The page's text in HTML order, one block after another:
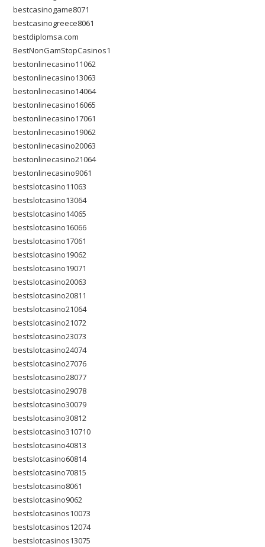
bestcasinogame8071
bestcasinogreece8061
bestdiplomsa.com
BestNonGamStopCasinos1
bestonlinecasino11062
bestonlinecasino13063
bestonlinecasino14064
bestonlinecasino16065
bestonlinecasino17061
bestonlinecasino19062
bestonlinecasino20063
bestonlinecasino21064
bestonlinecasino9061
bestslotcasino11063
bestslotcasino13064
bestslotcasino14065
bestslotcasino16066
bestslotcasino17061
bestslotcasino19062
bestslotcasino19071
bestslotcasino20063
bestslotcasino20811
bestslotcasino21064
bestslotcasino21072
bestslotcasino23073
bestslotcasino24074
bestslotcasino27076
bestslotcasino28077
bestslotcasino29078
bestslotcasino30079
bestslotcasino30812
bestslotcasino310710
bestslotcasino40813
bestslotcasino60814
bestslotcasino70815
bestslotcasino8061
bestslotcasino9062
bestslotcasinos10073
bestslotcasinos12074
bestslotcasinos13075